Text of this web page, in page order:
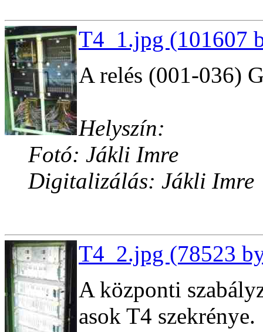
T4_1.jpg (101607
A relés (001-036)
Helyszín:
Fotó: Jákli Imre
Digitalizálás: Jákli Imre
T4_2.jpg (78523
A központi
asok T4 szekrénye.